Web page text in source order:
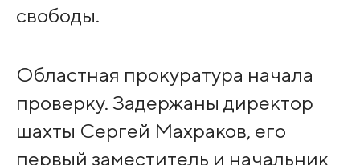
свободы.
Областная прокуратура начала
проверку. Задержаны директор
шахты Сергей Махраков, его
первый заместитель и начальник